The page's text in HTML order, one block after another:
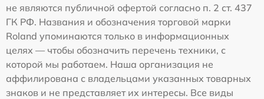
не являются публичной офертой согласно п. 2 ст. 437
ГК РФ. Названия и обозначения торговой марки
Roland упоминаются только в информационных
целях — чтобы обозначить перечень техники, с
которой мы работаем. Наша организация не
аффилирована с владельцами указанных товарных
знаков и не представляет их интересы. Все виды